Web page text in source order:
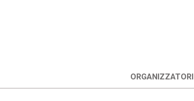
ORGANIZZATORI